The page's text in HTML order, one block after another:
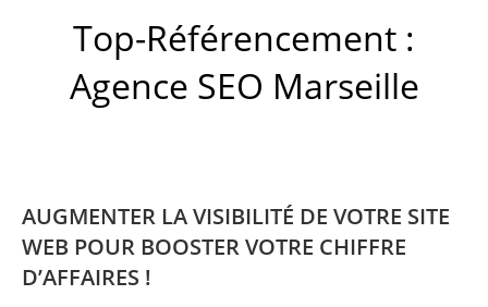
Top-Référencement :
Agence SEO Marseille
AUGMENTER LA VISIBILITÉ DE VOTRE SITE
WEB POUR BOOSTER VOTRE CHIFFRE
D’AFFAIRES !